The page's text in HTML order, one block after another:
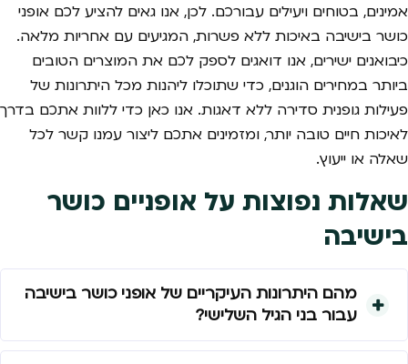
אמינים, בטוחים ויעילים עבורכם. לכן, אנו גאים להציע לכם אופני
כושר בישיבה באיכות ללא פשרות, המגיעים עם אחריות מלאה.
כיבואנים ישירים, אנו דואגים לספק לכם את המוצרים הטובים
ביותר במחירים הוגנים, כדי שתוכלו ליהנות מכל היתרונות של
פעילות גופנית סדירה ללא דאגות. אנו כאן כדי ללוות אתכם בדרך
לאיכות חיים טובה יותר, ומזמינים אתכם ליצור עמנו קשר לכל
שאלה או ייעוץ.
שאלות נפוצות על אופניים כושר
בישיבה
מהם היתרונות העיקריים של אופני כושר בישיבה
עבור בני הגיל השלישי?